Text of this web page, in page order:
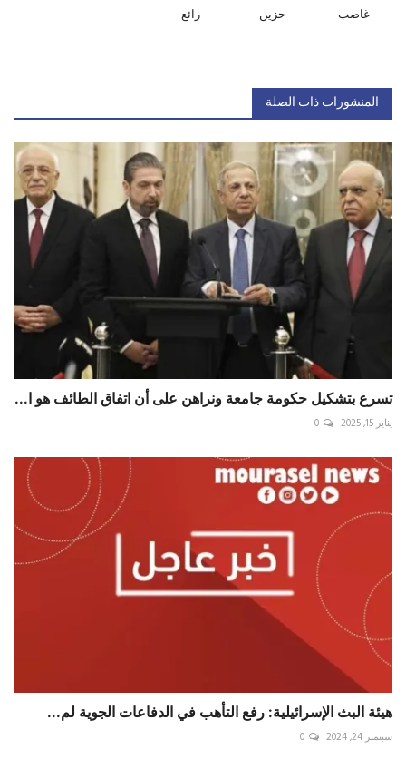
غاضب حزين رائع
المنشورات ذات الصلة
تسرع بتشكيل حكومة جامعة ونراهن على أن اتفاق الطائف هو ا...
يناير 15, 2025 0
هيئة البث الإسرائيلية: رفع التأهب في الدفاعات الجوية لم...
سبتمبر 24, 2024 0